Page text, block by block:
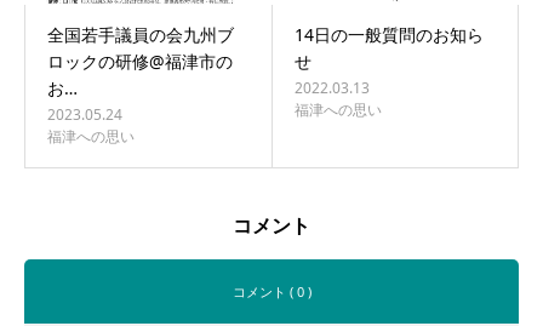
全国若手議員の会九州ブ
ロックの研修@福津市の
お…
2023.05.24
福津への思い
14日の一般質問のお知ら
せ
2022.03.13
福津への思い
コメント
コメント ( 0 )